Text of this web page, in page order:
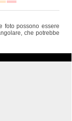
foto possono essere
che potrebbe